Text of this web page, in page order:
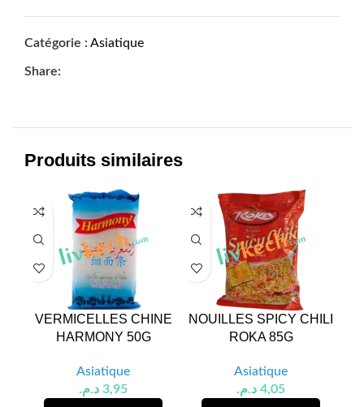
Catégorie : Asiatique
Share:
Produits similaires
VERMICELLES CHINE
HARMONY 50G
Asiatique
3,95 د.م.
NOUILLES SPICY CHILI
ROKA 85G
Asiatique
4,05 د.م.